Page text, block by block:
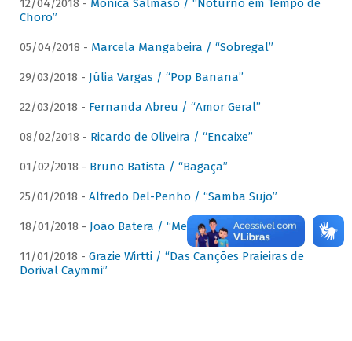
12/04/2018 - Mônica Salmaso / “Noturno em Tempo de
Choro”
05/04/2018 - Marcela Mangabeira / “Sobregal”
29/03/2018 - Júlia Vargas / “Pop Banana”
22/03/2018 - Fernanda Abreu / “Amor Geral”
08/02/2018 - Ricardo de Oliveira / “Encaixe”
01/02/2018 - Bruno Batista / “Bagaça”
25/01/2018 - Alfredo Del-Penho / “Samba Sujo”
18/01/2018 - João Batera / “Meu Pandeiro”
11/01/2018 - Grazie Wirtti / “Das Canções Praieiras de
Dorival Caymmi”